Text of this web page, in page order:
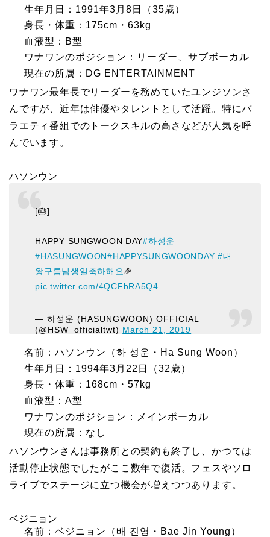
生年月日：1991年3月8日（35歳）
身長・体重：175cm・63kg
血液型：B型
ワナワンのポジション：リーダー、サブボーカル
現在の所属：DG ENTERTAINMENT
ワナワン最年長でリーダーを務めていたユンジソンさ
んですが、近年は俳優やタレントとして活躍。特にバ
ラエティ番組でのトークスキルの高さなどが人気を呼
んでいます。
ハソンウン
[🎂]
HAPPY SUNGWOON DAY#하성운
#HASUNGWOON#HAPPYSUNGWOONDAY #대
왕구름님생일축하해요🎉
pic.twitter.com/4QCFbRA5Q4
— 하성운 (HASUNGWOON) OFFICIAL
(@HSW_officialtwt) March 21, 2019
名前：ハソンウン（하 성운・Ha Sung Woon）
生年月日：1994年3月22日（32歳）
身長・体重：168cm・57kg
血液型：A型
ワナワンのポジション：メインボーカル
現在の所属：なし
ハソンウンさんは事務所との契約も終了し、かつては
活動停止状態でしたがここ数年で復活。フェスやソロ
ライブでステージに立つ機会が増えつつあります。
ベジニョン
名前：ベジニョン（배 진영・Bae Jin Young）